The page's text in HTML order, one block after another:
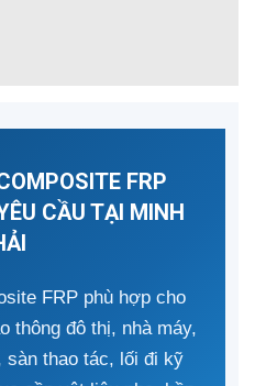
FRP
CẦU TẠI MINH
FRP phù hợp cho
thông đô thị, nhà máy,
thao tác, lối đi kỹ